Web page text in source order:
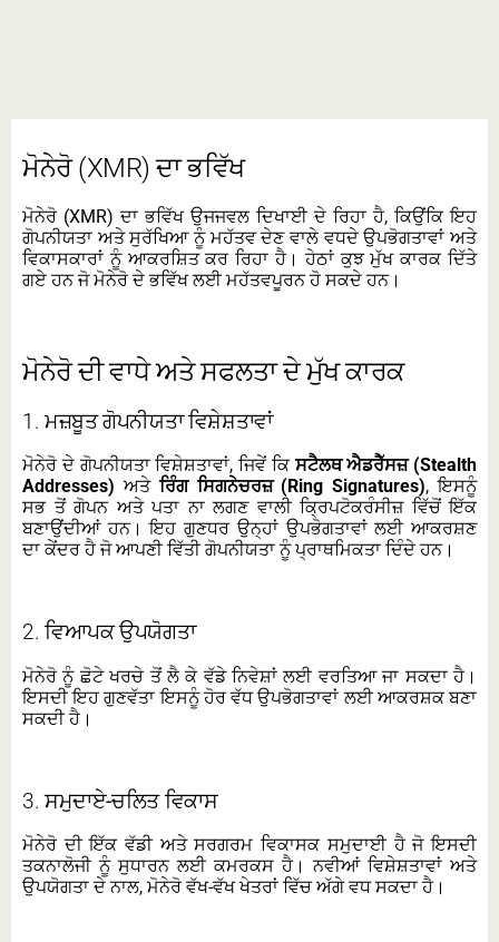
ਮੋਨੇਰੋ (XMR) ਦਾ ਭਵਿੱਖ
ਮੋਨੇਰੋ (XMR) ਦਾ ਭਵਿੱਖ ਉਜਜਵਲ ਦਿਖਾਈ ਦੇ ਰਿਹਾ ਹੈ, ਕਿਉਂਕਿ ਇਹ
ਗੋਪਨੀਯਤਾ ਅਤੇ ਸੁਰੱਖਿਆ ਨੂੰ ਮਹੱਤਵ ਦੇਣ ਵਾਲੇ ਵਧਦੇ ਉਪਭੋਗਤਾਵਾਂ ਅਤੇ
ਵਿਕਾਸਕਾਰਾਂ ਨੂੰ ਆਕਰਸ਼ਿਤ ਕਰ ਰਿਹਾ ਹੈ। ਹੇਠਾਂ ਕੁਝ ਮੁੱਖ ਕਾਰਕ ਦਿੱਤੇ
ਗਏ ਹਨ ਜੋ ਮੋਨੇਰੋ ਦੇ ਭਵਿੱਖ ਲਈ ਮਹੱਤਵਪੂਰਨ ਹੋ ਸਕਦੇ ਹਨ।
ਮੋਨੇਰੋ ਦੀ ਵਾਧੇ ਅਤੇ ਸਫਲਤਾ ਦੇ ਮੁੱਖ ਕਾਰਕ
1.ਮਜ਼ਬੂਤ ਗੋਪਨੀਯਤਾ ਵਿਸ਼ੇਸ਼ਤਾਵਾਂ
ਮੋਨੇਰੋ ਦੇ ਗੋਪਨੀਯਤਾ ਵਿਸ਼ੇਸ਼ਤਾਵਾਂ, ਜਿਵੇਂ ਕਿਸਟੈਲਥ ਐਡਰੈੱਸਜ਼ (Stealth
Addresses) ਅਤੇ ਰਿੰਗ ਸਿਗਨੇਚਰਜ਼ (Ring Signatures), ਇਸਨੂੰ
ਸਭ ਤੋਂ ਗੋਪਨ ਅਤੇ ਪਤਾ ਨਾ ਲਗਣ ਵਾਲੀ ਕ੍ਰਿਪਟੋਕਰੰਸੀਜ਼ ਵਿੱਚੋਂ ਇੱਕ
ਬਣਾਉਂਦੀਆਂ ਹਨ। ਇਹ ਗੁਣਧਰ ਉਨ੍ਹਾਂ ਉਪਭੋਗਤਾਵਾਂ ਲਈ ਆਕਰਸ਼ਣ
ਦਾ ਕੇਂਦਰ ਹੈ ਜੋ ਆਪਣੀ ਵਿੱਤੀ ਗੋਪਨੀਯਤਾ ਨੂੰ ਪ੍ਰਾਥਮਿਕਤਾ ਦਿੰਦੇ ਹਨ।
2.ਵਿਆਪਕ ਉਪਯੋਗਤਾ
ਮੋਨੇਰੋ ਨੂੰ ਛੋਟੇ ਖਰਚੇ ਤੋਂ ਲੈ ਕੇ ਵੱਡੇ ਨਿਵੇਸ਼ਾਂ ਲਈ ਵਰਤਿਆ ਜਾ ਸਕਦਾ ਹੈ।
ਇਸਦੀ ਇਹ ਗੁਣਵੱਤਾ ਇਸਨੂੰ ਹੋਰ ਵੱਧ ਉਪਭੋਗਤਾਵਾਂ ਲਈ ਆਕਰਸ਼ਕ ਬਣਾ
ਸਕਦੀ ਹੈ।
3.ਸਮੁਦਾਏ-ਚਲਿਤ ਵਿਕਾਸ
ਮੋਨੇਰੋ ਦੀ ਇੱਕ ਵੱਡੀ ਅਤੇ ਸਰਗਰਮ ਵਿਕਾਸਕ ਸਮੁਦਾਈ ਹੈ ਜੋ ਇਸਦੀ
ਤਕਨਾਲੋਜੀ ਨੂੰ ਸੁਧਾਰਨ ਲਈ ਕਮਰਕਸ ਹੈ। ਨਵੀਆਂ ਵਿਸ਼ੇਸ਼ਤਾਵਾਂ ਅਤੇ
ਉਪਯੋਗਤਾ ਦੇ ਨਾਲ, ਮੋਨੇਰੋ ਵੱਖ-ਵੱਖ ਖੇਤਰਾਂ ਵਿੱਚ ਅੱਗੇ ਵਧ ਸਕਦਾ ਹੈ।